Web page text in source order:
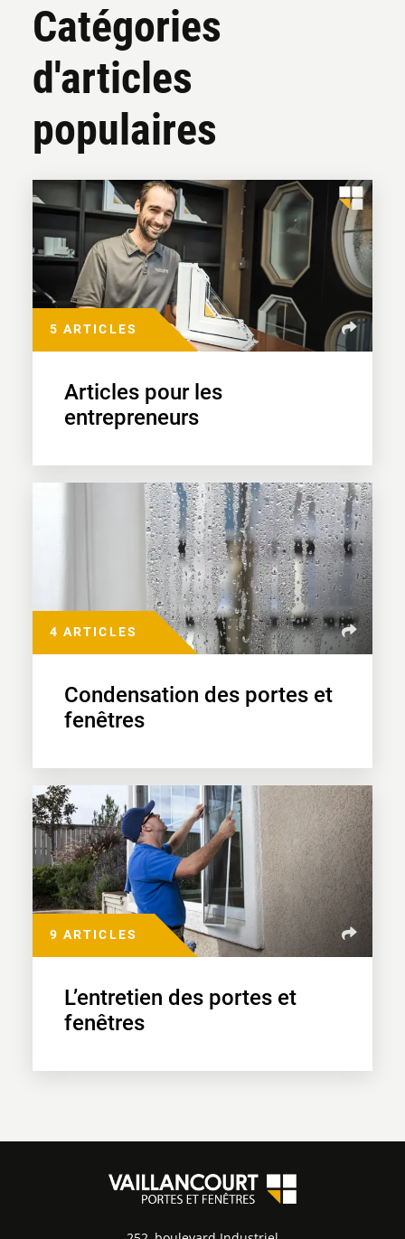
Catégories
d'articles
populaires
5 ARTICLES
Articles pour les
entrepreneurs
4 ARTICLES
Condensation des portes et
fenêtres
9 ARTICLES
L’entretien des portes et
fenêtres